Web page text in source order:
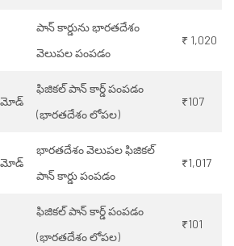
పాన్ కార్డును భారతదేశం
వెలుపల పంపడం
₹ 1,020
మోడ్
ఫిజికల్ పాన్ కార్డ్ పంపడం
(భారతదేశం లోపల)
₹107
మోడ్
భారతదేశం వెలుపల ఫిజికల్
పాన్ కార్డు పంపడం
₹1,017
ఫిజికల్ పాన్ కార్డ్ పంపడం
(భారతదేశం లోపల)
₹101